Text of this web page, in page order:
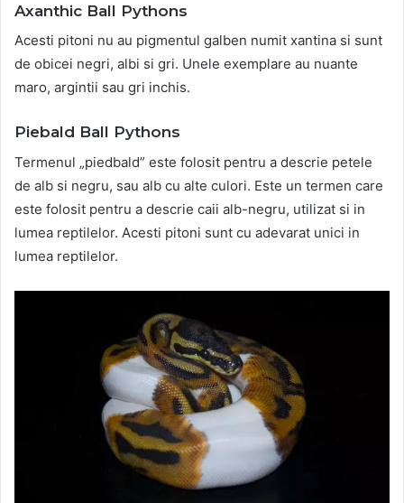
Axanthic Ball Pythons
Acesti pitoni nu au pigmentul galben numit xantina si sunt
de obicei negri, albi si gri. Unele exemplare au nuante
maro, argintii sau gri inchis.
Piebald Ball Pythons
Termenul „piedbald” este folosit pentru a descrie petele
de alb si negru, sau alb cu alte culori. Este un termen care
este folosit pentru a descrie caii alb-negru, utilizat si in
lumea reptilelor. Acesti pitoni sunt cu adevarat unici in
lumea reptilelor.